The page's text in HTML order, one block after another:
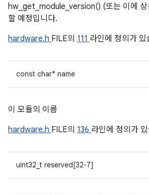
hw_get_module_version() (또는 이에 상
할 예정입니다.
hardware.h FILE의 111 라인에 정의가 있
const char* name
이 모듈의 이름
hardware.h FILE의 136 라인에 정의가
uint32_t reserved[32-7]